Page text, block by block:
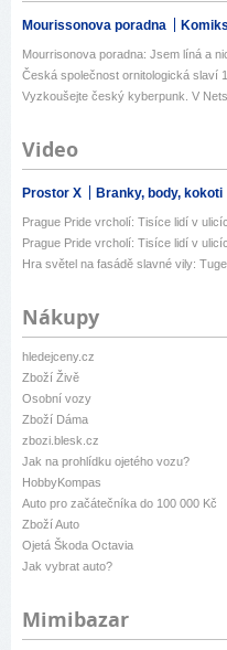
Mourissonova poradna
Mourrisonova poradna: Jsem líná a
Česká společnost ornitologická slaví
Vyzkoušejte český kyberpunk. V
Video
Prostor X Branky, body, kokoti
Prague Pride vrcholí: Tisíce lidí v
Prague Pride vrcholí: Tisíce lidí v
Hra světel na fasádě slavné vily:
Nákupy
hledejceny.cz
Zboží Živě
Osobní vozy
Zboží Dáma
zbozi.blesk.cz
Jak na prohlídku ojetého vozu?
HobbyKompas
Auto pro začátečníka do 100 000 Kč
Zboží Auto
Ojetá Škoda Octavia
Jak vybrat auto?
Mimibazar